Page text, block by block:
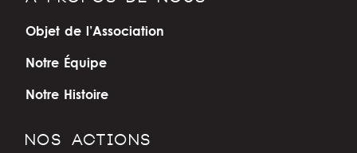
Objet de l’Association
Notre Équipe
Notre Histoire
NOS ACTIONS